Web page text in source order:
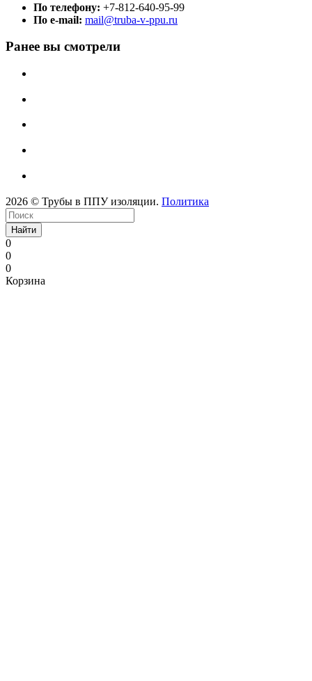
По телефону: +7-812-640-95-99
По e-mail: mail@truba-v-ppu.ru
Ранее вы смотрели
2026 © Трубы в ППУ изоляции. Политика
Найти
0
0
0
Корзина